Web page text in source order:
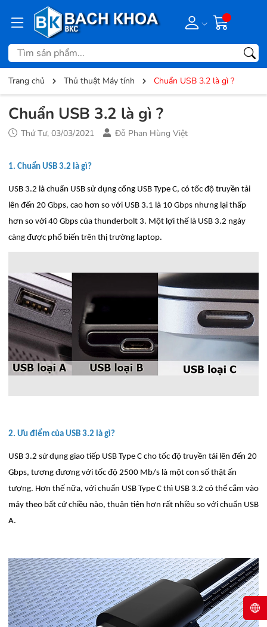
Trang chủ Thủ thuật Máy tính Chuẩn USB 3.2 là gì ?
Chuẩn USB 3.2 là gì ?
Thứ Tư, 03/03/2021 Đỗ Phan Hùng Việt
1. Chuẩn USB 3.2 là gì?
USB 3.2 là chuẩn USB sử dụng cổng USB Type C, có tốc độ truyền tải
lên đến 20 Gbps, cao hơn so với USB 3.1 là 10 Gbps nhưng lại thấp
hơn so với 40 Gbps của thunderbolt 3. Một lợi thế là USB 3.2 ngày
càng được phổ biến trên thị trường laptop.
2. Ưu điểm của USB 3.2 là gì?
USB 3.2 sử dụng giao tiếp USB Type C cho tốc độ truyền tải lên đến 20
Gbps, tương đương với tốc độ 2500 Mb/s là một con số thật ấn
tượng. Hơn thế nữa, với chuẩn USB Type C thì USB 3.2 có thể cắm vào
máy theo bất cứ chiều nào, thuận tiện hơn rất nhiều so với chuẩn USB
A.